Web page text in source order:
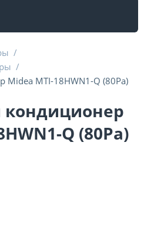
/
/
MTI-18HWN1-Q (80Pa)
Q (80Pa)